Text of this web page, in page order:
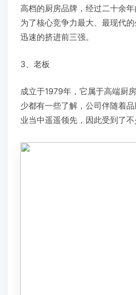
高档的厨房品牌，经过二十余
为了核心竞争力最大、最现代
迅速的挤进前三强。
3、老板
成立于1979年，它属于高端厨
少都有一些了解，公司伴随着
业当中遥遥领先，因此受到了不